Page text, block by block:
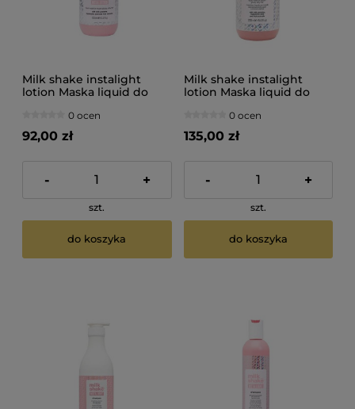
Milk shake instalight
lotion Maska liquid do
0 ocen
92,00 zł
- +
szt.
do koszyka
Milk shake instalight
lotion Maska liquid do
0 ocen
135,00 zł
- +
szt.
do koszyka